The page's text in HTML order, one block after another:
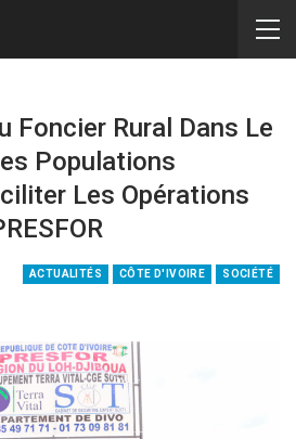
Foncier Rural Dans Le
Populations
Les Opérations
ACTUALITÉS CÔTE D'IVOIRE SOCIÉTÉ